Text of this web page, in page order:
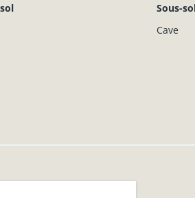
Sous-
Cave